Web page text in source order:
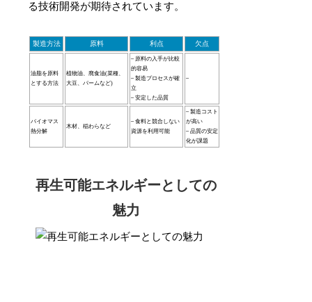
る技術開発が期待されています。
製造方法 原料 利点 欠点
油脂を原料
とする方法
植物油、廃食油(菜種、
大豆、パームなど)
– 原料の入手が比較
的容易
– 製造プロセスが確
立
– 安定した品質
–
バイオマス
熱分解
木材、稲わらなど
– 食料と競合しない
資源を利用可能
– 製造コスト
が高い
– 品質の安定
化が課題
再生可能エネルギーとしての
魅力